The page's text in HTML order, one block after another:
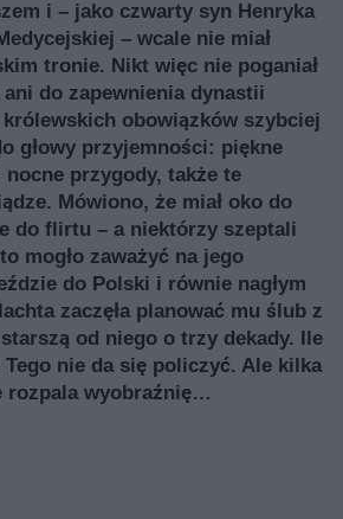
i – jako czwarty syn Henryka
– wcale nie miał
tronie. Nikt więc nie poganiał
ani do zapewnienia dynastii
obowiązków szybciej
głowy przyjemności: piękne
przygody, także te
Mówiono, że miał oko do
do flirtu – a niektórzy szeptali
mogło zaważyć na jego
do Polski i równie nagłym
zaczęła planować mu ślub z
od niego o trzy dekady. Ile
nie da się policzyć. Ale kilka
rozpala wyobraźnię…